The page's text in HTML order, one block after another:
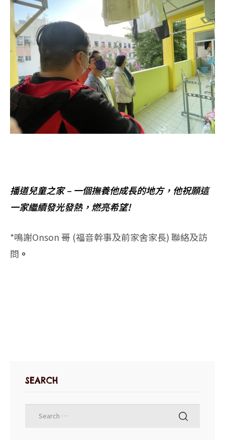
播道兒童之家 – 一個撫養他成長的地方，他祝願這
一家繼續發光發熱，燃亮希望!
*鳴謝Onson 哥 (福音幹事及前家舍家長) 聯絡及訪
問 。
SEARCH